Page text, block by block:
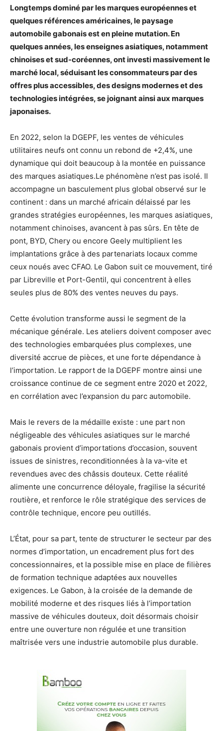
Longtemps dominé par les marques européennes et
quelques références américaines, le paysage
automobile gabonais est en pleine mutation. En
quelques années, les enseignes asiatiques, notamment
chinoises et sud-coréennes, ont investi massivement le
marché local, séduisant les consommateurs par des
offres plus accessibles, des designs modernes et des
technologies intégrées, se joignant ainsi aux marques
japonaises.
En 2022, selon la DGEPF, les ventes de véhicules
utilitaires neufs ont connu un rebond de +2,4%, une
dynamique qui doit beaucoup à la montée en puissance
des marques asiatiques.Le phénomène n’est pas isolé. Il
accompagne un basculement plus global observé sur le
continent : dans un marché africain délaissé par les
grandes stratégies européennes, les marques asiatiques,
notamment chinoises, avancent à pas sûrs. En tête de
pont, BYD, Chery ou encore Geely multiplient les
implantations grâce à des partenariats locaux comme
ceux noués avec CFAO. Le Gabon suit ce mouvement, tiré
par Libreville et Port-Gentil, qui concentrent à elles
seules plus de 80% des ventes neuves du pays.
Cette évolution transforme aussi le segment de la
mécanique générale. Les ateliers doivent composer avec
des technologies embarquées plus complexes, une
diversité accrue de pièces, et une forte dépendance à
l’importation. Le rapport de la DGEPF montre ainsi une
croissance continue de ce segment entre 2020 et 2022,
en corrélation avec l’expansion du parc automobile.
Mais le revers de la médaille existe : une part non
négligeable des véhicules asiatiques sur le marché
gabonais provient d’importations d’occasion, souvent
issues de sinistres, reconditionnées à la va-vite et
revendues avec des châssis douteux. Cette réalité
alimente une concurrence déloyale, fragilise la sécurité
routière, et renforce le rôle stratégique des services de
contrôle technique, encore peu outillés.
L’État, pour sa part, tente de structurer le secteur par des
normes d’importation, un encadrement plus fort des
concessionnaires, et la possible mise en place de filières
de formation technique adaptées aux nouvelles
exigences. Le Gabon, à la croisée de la demande de
mobilité moderne et des risques liés à l’importation
massive de véhicules douteux, doit désormais choisir
entre une ouverture non régulée et une transition
maîtrisée vers une industrie automobile plus durable.